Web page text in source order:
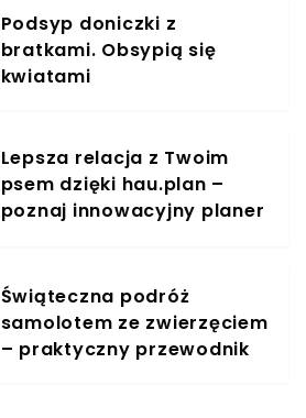
Podsyp doniczki z
bratkami. Obsypią się
kwiatami
Lepsza relacja z Twoim
psem dzięki hau.plan –
poznaj innowacyjny planer
Świąteczna podróż
samolotem ze zwierzęciem
– praktyczny przewodnik